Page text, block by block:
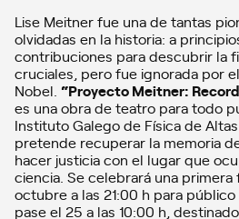
Lise Meitner fue una de tantas
olvidadas en la historia: a
contribuciones para descubrir la
cruciales, pero fue ignorada por
Nobel. “Proyecto Meitner:
es una obra de teatro para todo
Instituto Galego de Física de Altas
pretende recuperar la memoria
hacer justicia con el lugar que
ciencia. Se celebrará una
octubre a las 21:00 h para
pase el 25 a las 10:00 h,